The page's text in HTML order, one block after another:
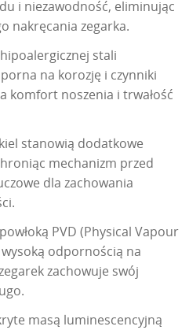
i niezawodność, eliminując
nakręcania zegarka.
stali
na korozję i czynniki
komfort noszenia i trwałość
stanowią dodatkowe
mechanizm przed
dla zachowania
PVD (Physical Vapour
odpornością na
zachowuje swój
masą luminescencyjną